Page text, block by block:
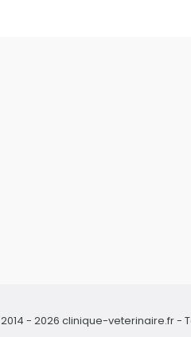
- 2026 clinique-veterinaire.fr -